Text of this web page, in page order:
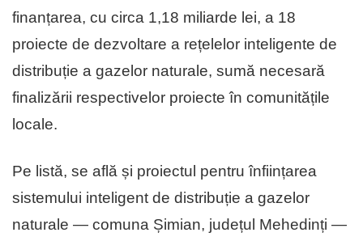
finanțarea, cu circa 1,18 miliarde lei, a 18
proiecte de dezvoltare a rețelelor inteligente de
distribuție a gazelor naturale, sumă necesară
finalizării respectivelor proiecte în comunitățile
locale.
Pe listă, se află și proiectul pentru înființarea
sistemului inteligent de distribuție a gazelor
naturale — comuna Șimian, județul Mehedinți —